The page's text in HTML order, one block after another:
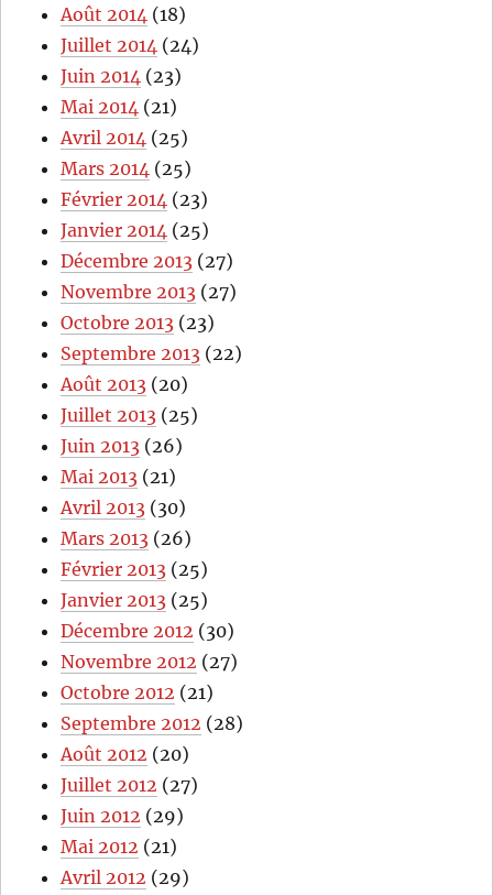
Août 2014 (18)
Juillet 2014 (24)
Juin 2014 (23)
Mai 2014 (21)
Avril 2014 (25)
Mars 2014 (25)
Février 2014 (23)
Janvier 2014 (25)
Décembre 2013 (27)
Novembre 2013 (27)
Octobre 2013 (23)
Septembre 2013 (22)
Août 2013 (20)
Juillet 2013 (25)
Juin 2013 (26)
Mai 2013 (21)
Avril 2013 (30)
Mars 2013 (26)
Février 2013 (25)
Janvier 2013 (25)
Décembre 2012 (30)
Novembre 2012 (27)
Octobre 2012 (21)
Septembre 2012 (28)
Août 2012 (20)
Juillet 2012 (27)
Juin 2012 (29)
Mai 2012 (21)
Avril 2012 (29)